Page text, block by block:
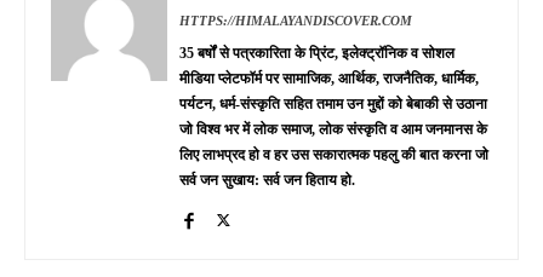
HTTPS://HIMALAYANDISCOVER.COM
35 बर्षों से पत्रकारिता के प्रिंट, इलेक्ट्रॉनिक व सोशल
मीडिया प्लेटफॉर्म पर सामाजिक, आर्थिक, राजनैतिक, धार्मिक,
पर्यटन, धर्म-संस्कृति सहित तमाम उन मुद्दों को बेबाकी से उठाना
जो विश्व भर में लोक समाज, लोक संस्कृति व आम जनमानस के
लिए लाभप्रद हो व हर उस सकारात्मक पहलु की बात करना जो
सर्व जन सुखाय: सर्व जन हिताय हो.